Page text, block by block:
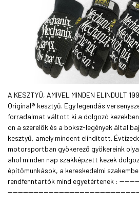
A KESZTYŰ, AMIVEL MINDEN ELINDULT
Original® kesztyű. Egy legendás
forradalmat váltott ki a dolgozó
on a szerelők és a boksz-legények által
kesztyű, amely mindent elindított.
motorsportban gyökerező gyökereink
ahol minden nap szakképzett kezek
építőmunkások, a kereskedelmi
rendfenntartók mind egyetértenek :